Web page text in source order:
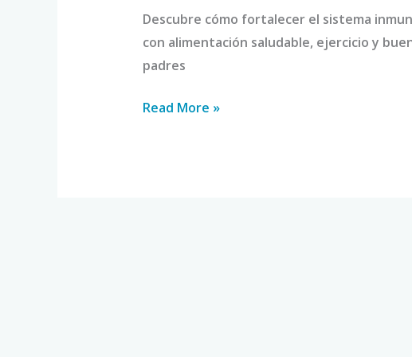
Descubre cómo fortalecer el sistema
con alimentación saludable, ejercicio y
padres
tu
Hijo
de
Natural
Read More »